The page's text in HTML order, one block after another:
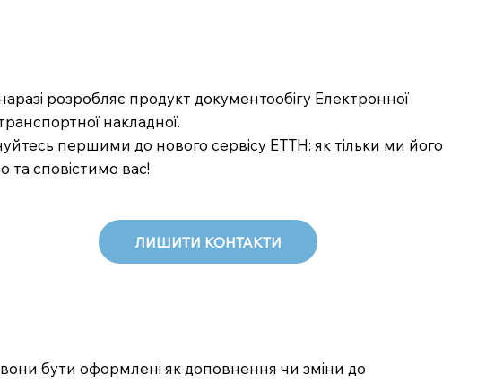
розробляє продукт документообігу Електронної
накладної.
першими до нового сервісу ЕТТН: як тільки ми його
та сповістимо вас!
ЛИШИТИ КОНТАКТИ
бути оформлені як доповнення чи зміни до